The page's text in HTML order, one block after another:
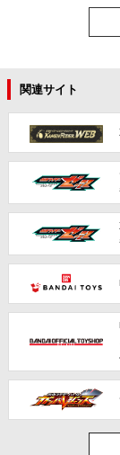
関連サイト